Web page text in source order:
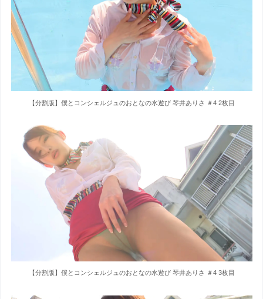
【分割版】僕とコンシェルジュのおとなの水遊び 琴井ありさ ＃4 2枚目
【分割版】僕とコンシェルジュのおとなの水遊び 琴井ありさ ＃4 3枚目